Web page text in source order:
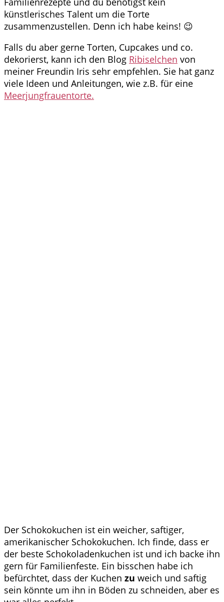
künstlerisches Talent um die Torte
zusammenzustellen. Denn ich habe keins! 😉
Falls du aber gerne Torten, Cupcakes und co.
dekorierst, kann ich den Blog Ribiselchen von
meiner Freundin Iris sehr empfehlen. Sie hat ganz
viele Ideen und Anleitungen, wie z.B. für eine
Meerjungfrauentorte.
Der Schokokuchen ist ein weicher, saftiger,
amerikanischer Schokokuchen. Ich finde, dass er
der beste Schokoladenkuchen ist und ich backe ihn
gern für Familienfeste. Ein bisschen habe ich
befürchtet, dass der Kuchen zu weich und saftig
sein könnte um ihn in Böden zu schneiden, aber es